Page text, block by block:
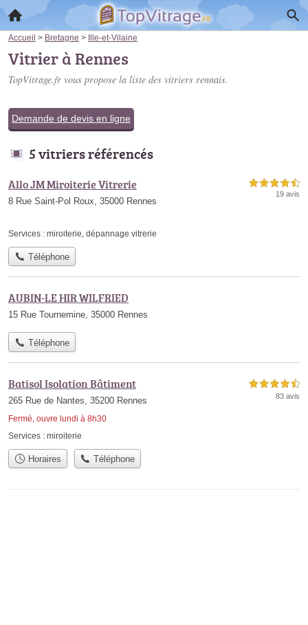
Accueil > Bretagne > Ille-et-Vilaine
Vitrier à Rennes
TopVitrage.fr vous propose la liste des vitriers rennais.
Demande de devis en ligne
5 vitriers référencés
Allo JM Miroiterie Vitrerie
8 Rue Saint-Pol Roux, 35000 Rennes
4,5 étoiles sur 5
19 avis
Services : miroiterie, dépannage vitrerie
Téléphone
AUBIN-LE HIR WILFRIED
15 Rue Tournemine, 35000 Rennes
Téléphone
Batisol Isolation Bâtiment
265 Rue de Nantes, 35200 Rennes
Fermé, ouvre lundi à 8h30
4,5 étoiles sur 5
83 avis
Services : miroiterie
Horaires Téléphone